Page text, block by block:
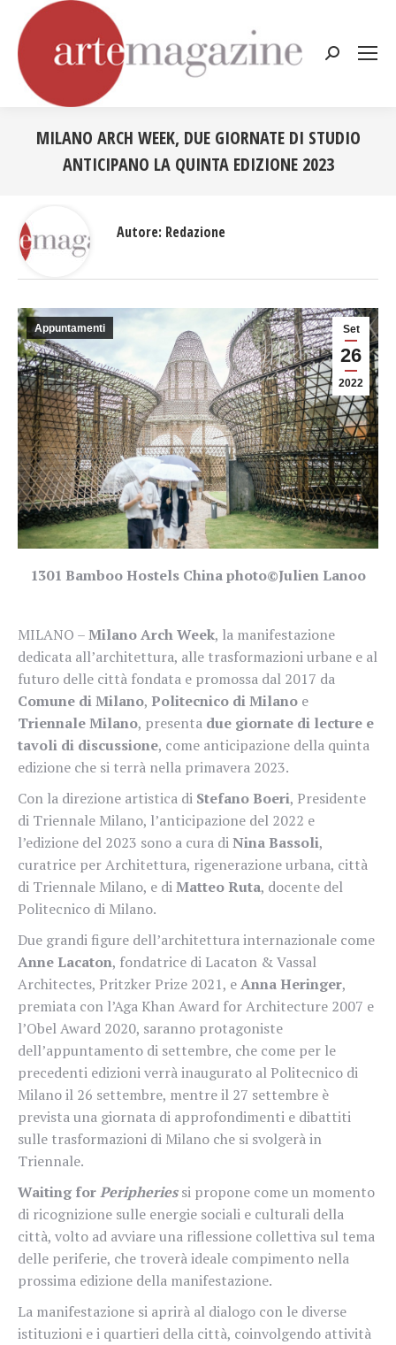
Cerca:
MILANO ARCH WEEK, DUE GIORNATE DI STUDIO
ANTICIPANO LA QUINTA EDIZIONE 2023
Set
26
2022
Appuntamenti
1301 Bamboo Hostels China photo©Julien Lanoo
MILANO –Milano Arch Week, la manifestazione
dedicata all’architettura, alle trasformazioni urbane e al
futuro delle città fondata e promossa dal 2017 da
Comune di Milano, Politecnico di Milano e
Triennale Milano, presenta due giornate di lecture e
tavoli di discussione, come anticipazione della quinta
edizione che si terrà nella primavera 2023.
Con la direzione artistica di Stefano Boeri, Presidente
di Triennale Milano, l’anticipazione del 2022 e
l’edizione del 2023 sono a cura diNina Bassoli,
curatrice per Architettura, rigenerazione urbana, città
di Triennale Milano, e diMatteo Ruta, docente del
Politecnico di Milano.
Due grandi figure dell’architettura internazionale come
Anne Lacaton, fondatrice di Lacaton & Vassal
Architectes, Pritzker Prize 2021, eAnna Heringer,
premiata con l’Aga Khan Award for Architecture 2007 e
l’Obel Award 2020, saranno protagoniste
dell’appuntamento di settembre, che come per le
precedenti edizioni verrà inaugurato al Politecnico di
Milano il 26 settembre, mentre il 27 settembre è
prevista una giornata di approfondimenti e dibattiti
sulle trasformazioni di Milano che si svolgerà in
Triennale.
Waiting forPeripheries si propone come un momento
di ricognizione sulle energie sociali e culturali della
città, volto ad avviare una riflessione collettiva sul tema
delle periferie, che troverà ideale compimento nella
prossima edizione della manifestazione.
La manifestazione si aprirà al dialogo con le diverse
istituzioni e i quartieri della città, coinvolgendo attività
Autore: Redazione